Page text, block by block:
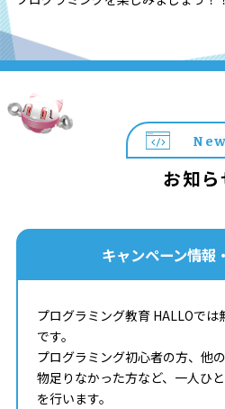
お知ら
キャンペーン情報
プログラミング教育 HALLOで
です。
プログラミング初心者の方、他
物足りなかった方など、一人ひ
を行います。